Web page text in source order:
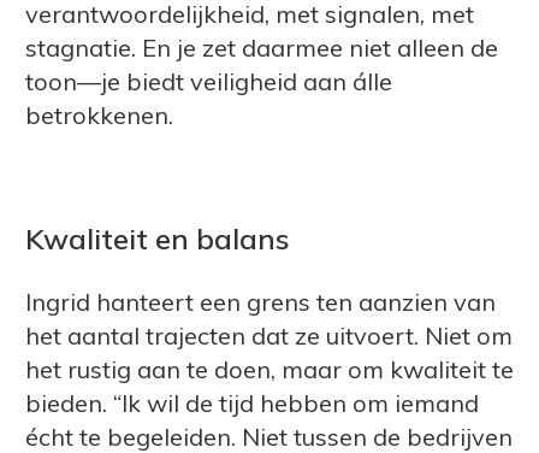
verantwoordelijkheid, met signalen, met
stagnatie. En je zet daarmee niet alleen de
toon—je biedt veiligheid aan álle
betrokkenen.
Kwaliteit en balans
Ingrid hanteert een grens ten aanzien van
het aantal trajecten dat ze uitvoert. Niet om
het rustig aan te doen, maar om kwaliteit te
bieden. “Ik wil de tijd hebben om iemand
écht te begeleiden. Niet tussen de bedrijven